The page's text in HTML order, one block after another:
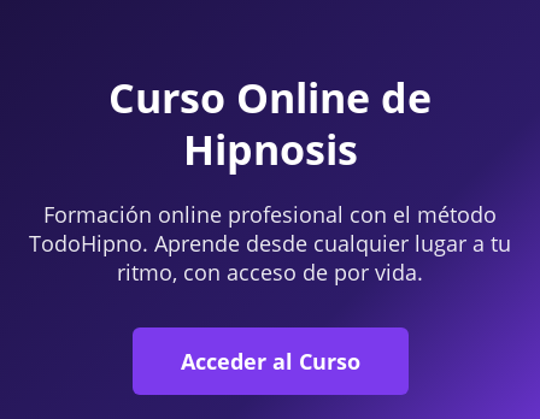
Curso Online de
Hipnosis
Formación online profesional con el método
TodoHipno. Aprende desde cualquier lugar a tu
ritmo, con acceso de por vida.
Acceder al Curso